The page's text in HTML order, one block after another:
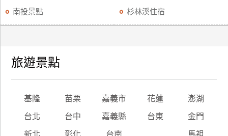
南投景點 杉林溪住宿
旅遊景點
基隆 苗栗 嘉義市 花蓮 澎湖
台北 台中 嘉義縣 台東 金門
新北 彰化 台南 馬祖